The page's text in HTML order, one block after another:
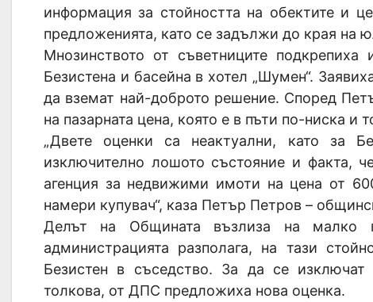
информация за стойността на обектите и
предложенията, като се задължи до края на
Мнозинството от съветниците
Безистена и басейна в хотел „Шумен“.
да вземат най-доброто решение. Според
на пазарната цена, която е в пъти по-ниска
„Двете оценки са неактуални, като за
изключително лошото състояние и факта,
агенция за недвижими имоти на цена от
намери купувач“, каза Петър Петров –
Делът на Общината възлиза на малко
администрацията разполага, на тази
Безистен в съседство. За да се изключат
толкова, от ДПС предложиха нова оценка.